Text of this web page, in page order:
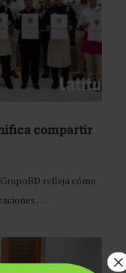
compartir
refleja cómo
…
×